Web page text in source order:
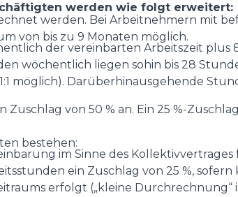
werden wie folgt erweitert:
werden. Bei Arbeitnehmern mit
von bis zu 9 Monaten möglich.
der vereinbarten Arbeitszeit plus
wöchentlich liegen sohin bis 28
möglich). Darüberhinausgehende
von 50 % an. Ein 25 %-
bestehen:
im Sinne des
ein Zuschlag von 25 %, sofern
erfolgt („kleine Durchrechnung“